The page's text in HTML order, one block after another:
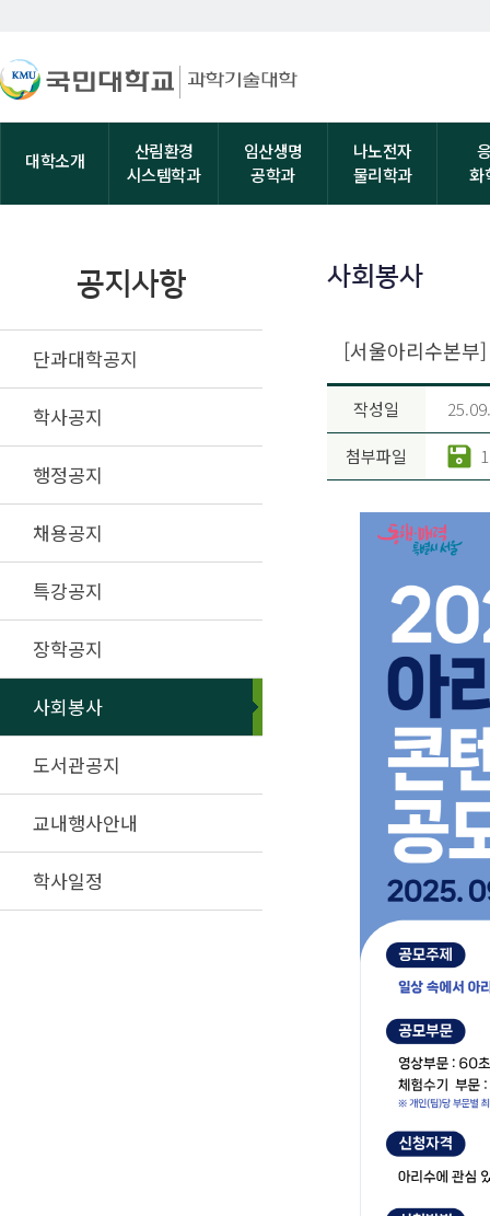
대학소개
산림환경
시스템학과
임산생명
공학과
나노전자
물리학과
화
공지사항
단과대학공지
학사공지
행정공지
채용공지
특강공지
장학공지
사회봉사
도서관공지
교내행사안내
학사일정
사회봉사
[서울아리수본
작성일
첨부파일